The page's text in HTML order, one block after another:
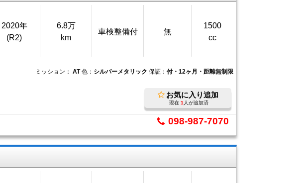
2020年
(R2)
6.8万
km
車検整備付 無
1500
cc
ミッション： AT 色： シルバーメタリック 保証： 付・12ヶ月・距離無制限
お気に入り追加
現在 1 人が追加済
098-987-7070